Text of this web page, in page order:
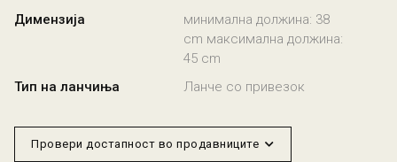
Димензија
минимална должина: 38
cm максимална должина:
45 cm
Тип на ланчиња
Ланче со привезок
Провери достапност во продавниците